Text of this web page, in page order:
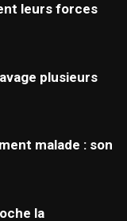
leurs forces
plusieurs
malade : son
la